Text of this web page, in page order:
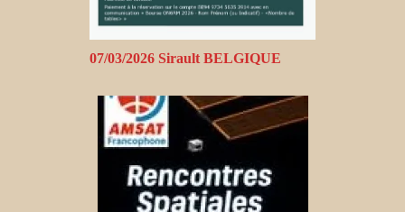
07/03/2026 Sirault BELGIQUE